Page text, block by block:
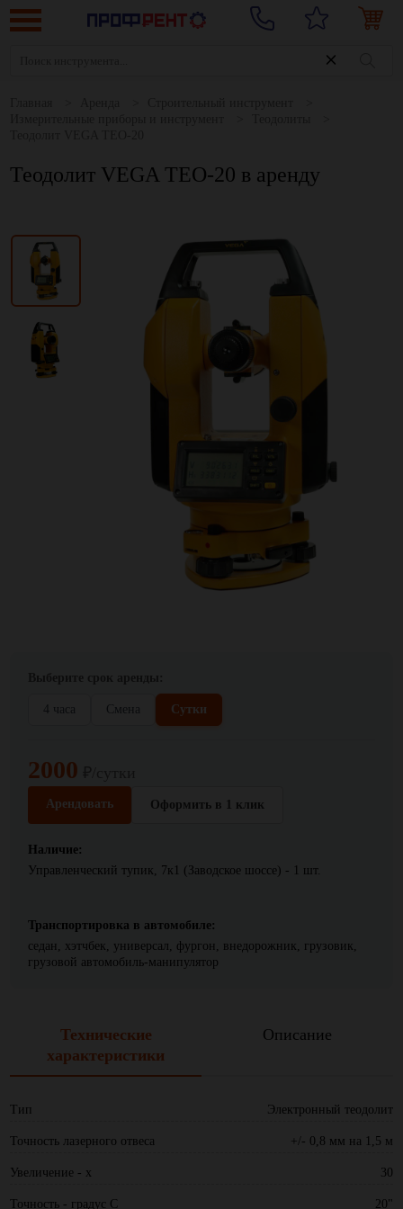
Теодолит VEGA TEO-20 в аренду
4 часа Смена Сутки
2000
Арендовать Оформить в 1 клик
Наличие:
Управленческий тупик, 7к1 (Заводское шоссе) - 1 шт.
Транспортировка в автомобиле:
седан, хэтчбек, универсал, фургон, внедорожник, грузовик,
грузовой автомобиль-манипулятор
Технические
характеристики
Описание
Тип Электронный теодолит
Точность лазерного отвеса +/- 0,8 мм на 1,5 м
Увеличение - x 30
Точность - градус С 20"